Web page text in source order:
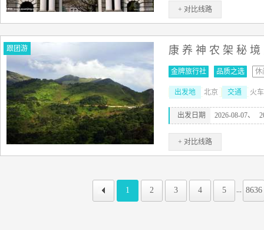
+ 对比线路
跟团游 康 养 神 农 架 秘
金牌旅行社 品质之选 休
出发地 北京 交通 火
出发日期 2026-08-07、
+ 对比线路
1 2 3 4 5 ... 8636